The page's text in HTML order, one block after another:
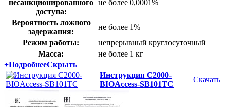
несанкционированного
доступа:
не более 0,0001%
Вероятность ложного
задержания:
не более 1%
Режим работы:
непрерывный круглосуточный
Масса:
не более 1 кг
+ПодробнееСкрыть
Инструкция С2000-
BIOAccess-SB101TC
Скачать